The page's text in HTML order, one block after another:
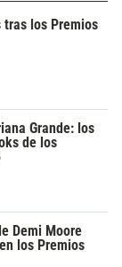
tras los Premios
Grande: los
de los
Demi Moore
los Premios